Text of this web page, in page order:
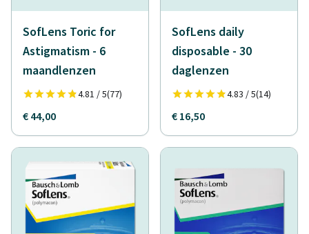
SofLens Toric for
Astigmatism - 6
maandlenzen
4.81 / 5(77)
€ 44,00
SofLens daily
disposable - 30
daglenzen
4.83 / 5(14)
€ 16,50